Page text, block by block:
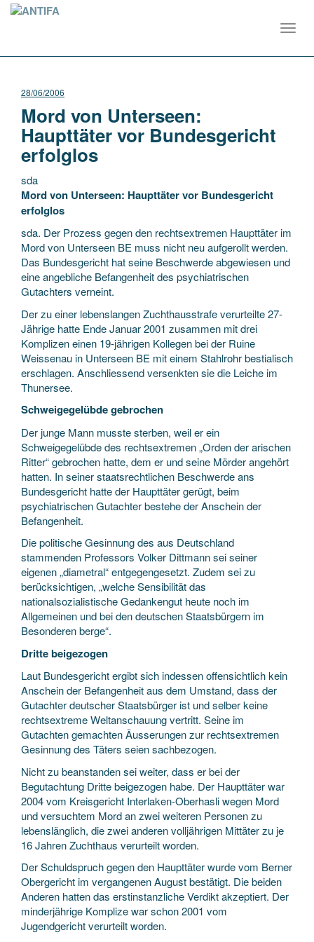
28/06/2006
Mord von Unterseen:
Haupttäter vor Bundesgericht
erfolglos
sda
Mord von Unterseen: Haupttäter vor Bundesgericht
erfolglos
sda. Der Prozess gegen den rechtsextremen Haupttäter im
Mord von Unterseen BE muss nicht neu aufgerollt werden.
Das Bundesgericht hat seine Beschwerde abgewiesen und
eine angebliche Befangenheit des psychiatrischen
Gutachters verneint.
Der zu einer lebenslangen Zuchthausstrafe verurteilte 27-
Jährige hatte Ende Januar 2001 zusammen mit drei
Komplizen einen 19-jährigen Kollegen bei der Ruine
Weissenau in Unterseen BE mit einem Stahlrohr bestialisch
erschlagen. Anschliessend versenkten sie die Leiche im
Thunersee.
Schweigegelübde gebrochen
Der junge Mann musste sterben, weil er ein
Schweigegelübde des rechtsextremen „Orden der arischen
Ritter“ gebrochen hatte, dem er und seine Mörder angehört
hatten. In seiner staatsrechtlichen Beschwerde ans
Bundesgericht hatte der Haupttäter gerügt, beim
psychiatrischen Gutachter bestehe der Anschein der
Befangenheit.
Die politische Gesinnung des aus Deutschland
stammenden Professors Volker Dittmann sei seiner
eigenen „diametral“ entgegengesetzt. Zudem sei zu
berücksichtigen, „welche Sensibilität das
nationalsozialistische Gedankengut heute noch im
Allgemeinen und bei den deutschen Staatsbürgern im
Besonderen berge“.
Dritte beigezogen
Laut Bundesgericht ergibt sich indessen offensichtlich kein
Anschein der Befangenheit aus dem Umstand, dass der
Gutachter deutscher Staatsbürger ist und selber keine
rechtsextreme Weltanschauung vertritt. Seine im
Gutachten gemachten Äusserungen zur rechtsextremen
Gesinnung des Täters seien sachbezogen.
Nicht zu beanstanden sei weiter, dass er bei der
Begutachtung Dritte beigezogen habe. Der Haupttäter war
2004 vom Kreisgericht Interlaken-Oberhasli wegen Mord
und versuchtem Mord an zwei weiteren Personen zu
lebenslänglich, die zwei anderen volljährigen Mittäter zu je
16 Jahren Zuchthaus verurteilt worden.
Der Schuldspruch gegen den Haupttäter wurde vom Berner
Obergericht im vergangenen August bestätigt. Die beiden
Anderen hatten das erstinstanzliche Verdikt akzeptiert. Der
minderjährige Komplize war schon 2001 vom
Jugendgericht verurteilt worden.